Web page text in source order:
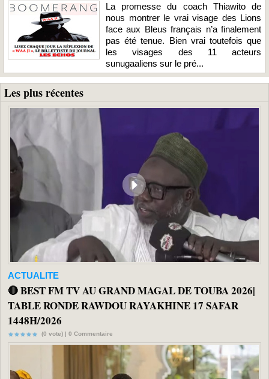
La promesse du coach Thiawito de
nous montrer le vrai visage des Lions
face aux Bleus français n’a finalement
pas été tenue. Bien vrai toutefois que
les visages des 11 acteurs
sunugaaliens sur le pré...
Les plus récentes
ACTUALITE
🔴 BEST FM TV AU GRAND MAGAL DE TOUBA 2026|
TABLE RONDE RAWDOU RAYAKHINE 17 SAFAR
1448H/2026
(0 vote) | 0 Commentaire